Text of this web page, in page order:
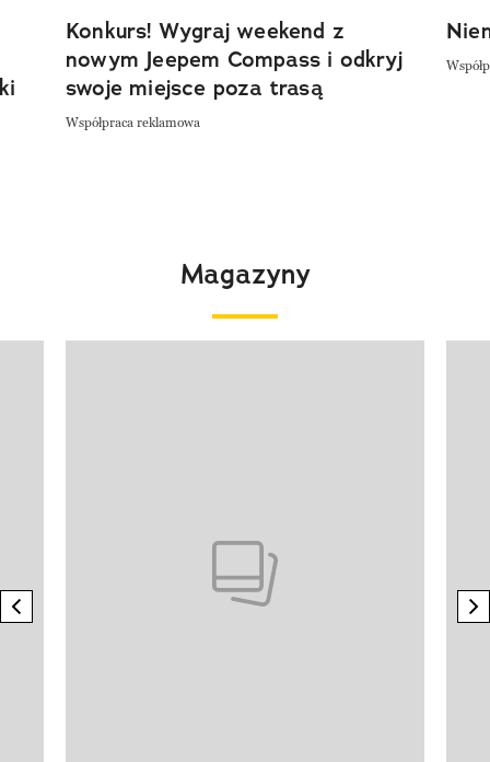
Konkurs! Wygraj weekend z
nowym Jeepem Compass i odkryj
swoje miejsce poza trasą
Współpraca reklamowa
Magazyny
previous element